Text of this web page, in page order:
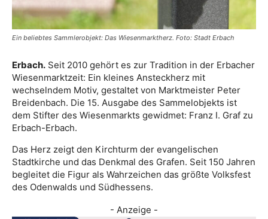
Ein beliebtes Sammlerobjekt: Das Wiesenmarktherz. Foto: Stadt Erbach
Erbach. Seit 2010 gehört es zur Tradition in der Erbacher
Wiesenmarktzeit: Ein kleines Ansteckherz mit
wechselndem Motiv, gestaltet von Marktmeister Peter
Breidenbach. Die 15. Ausgabe des Sammelobjekts ist
dem Stifter des Wiesenmarkts gewidmet: Franz I. Graf zu
Erbach-Erbach.
Das Herz zeigt den Kirchturm der evangelischen
Stadtkirche und das Denkmal des Grafen. Seit 150 Jahren
begleitet die Figur als Wahrzeichen das größte Volksfest
des Odenwalds und Südhessens.
- Anzeige -